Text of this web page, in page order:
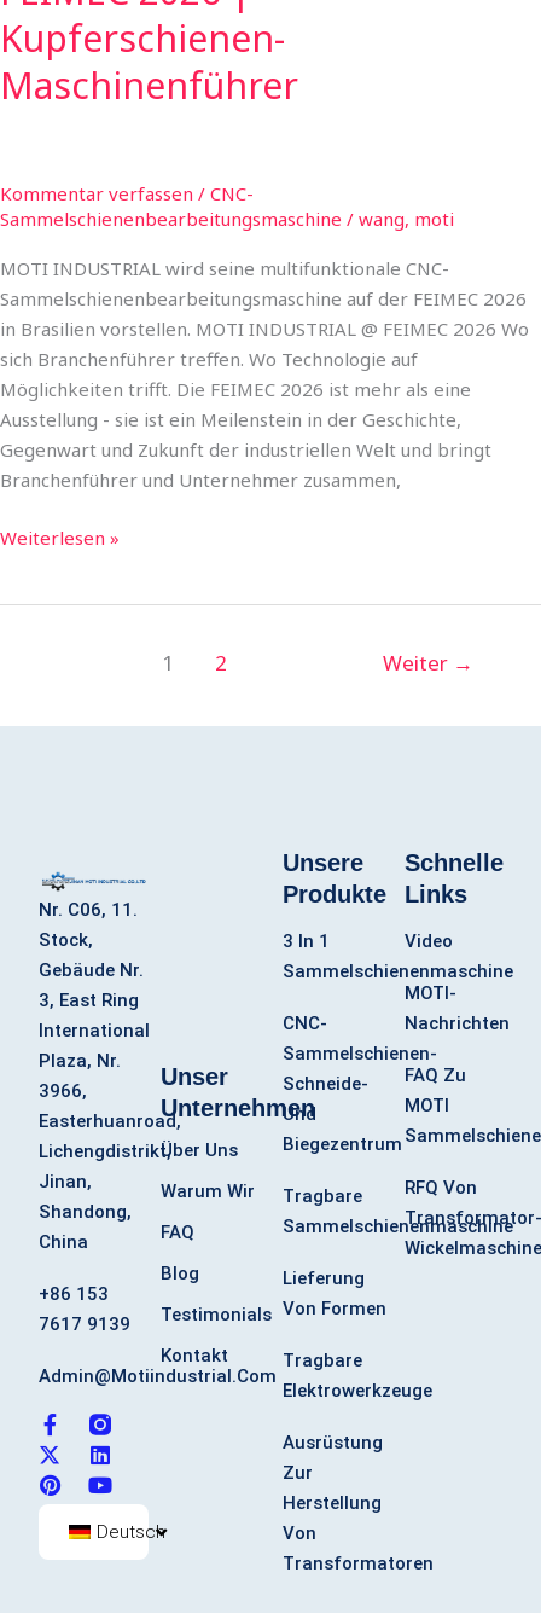
Kupferschienen-
Maschinenführer
Kommentar verfassen / CNC-
Sammelschienenbearbeitungsmaschine / wang, moti
MOTI INDUSTRIAL wird seine multifunktionale CNC-
Sammelschienenbearbeitungsmaschine auf der FEIMEC 2026
in Brasilien vorstellen. MOTI INDUSTRIAL @ FEIMEC 2026 Wo
sich Branchenführer treffen. Wo Technologie auf
Möglichkeiten trifft. Die FEIMEC 2026 ist mehr als eine
Ausstellung - sie ist ein Meilenstein in der Geschichte,
Gegenwart und Zukunft der industriellen Welt und bringt
Branchenführer und Unternehmer zusammen,
Weiterlesen »
1 2 Weiter →
Nr. C06, 11.
Stock,
Gebäude Nr.
3, East Ring
International
Plaza, Nr.
3966,
Easterhuanroad,
Lichengdistrikt,
Jinan,
Shandong,
China
+86 153
7617 9139
Admin@motiindustrial.com
F
a
c
e
b
o
X
-
t
w
i
t
L
i
n
k
e
d
i
P
i
n
t
e
e
Y
o
u
t
u
b
e
Deutsch
Unser
Unternehmen
Über Uns
Warum Wir
FAQ
Blog
Testimonials
Kontakt
Unsere
Produkte
3 In 1
Sammelschienenmaschine
CNC-
Sammelschienen-
Schneide-
Und
Biegezentrum
Tragbare
Sammelschienenmaschine
Lieferung
Von Formen
Tragbare
Elektrowerkzeuge
Ausrüstung
Zur
Herstellung
Von
Transformatoren
Schnelle
Links
Video
MOTI-
Nachrichten
FAQ Zu
MOTI
RFQ Von
Transformator-
Wickelmaschine